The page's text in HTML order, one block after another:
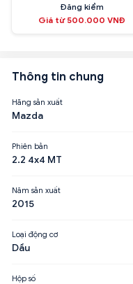
Đăng kiểm
Giá từ 500.000 VNĐ
Thông tin chung
Hãng sản xuất
Mazda
Phiên bản
2.2 4x4 MT
Năm sản xuất
2015
Loại động cơ
Dầu
Hộp số